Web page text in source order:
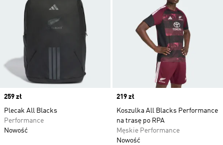
Price
259 zł
Plecak All Blacks
Performance
Nowość
Price
219 zł
Koszulka All Blacks Performance
na trasę po RPA
Męskie Performance
Nowość